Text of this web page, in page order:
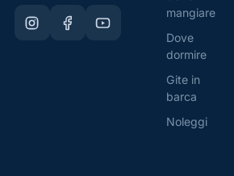
mangiare
Dove
dormire
Gite in
barca
Noleggi